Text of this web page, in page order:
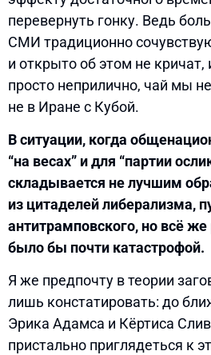
перевернуть гонку. Ведь
СМИ традиционно
и открыто об этом не
просто неприлично, чай мы
не в Иране с Кубой.
В ситуации, когда
“на весах” и для “партии
складывается не лучшим
из цитаделей либерализма,
антитрамповского, но всё
было бы почти катастрофой.
Я же предпочту в теории
лишь констатировать: до
Эрика Адамса и Кёртиса
пристально приглядеться к